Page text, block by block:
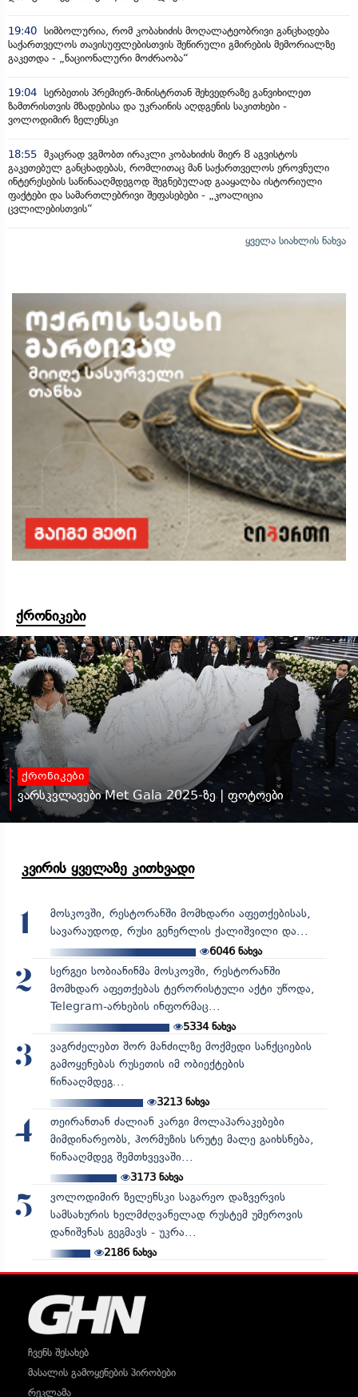
19:40 სიმბოლურია, რომ კობახიძის მოღალატეობრივი განცხადება
საქართველოს თავისუფლებისთვის შეწირული გმირების მემორიალზე
გაკეთდა - „ნაციონალური მოძრაობა“
19:04 სერბეთის პრემიერ-მინისტრთან შეხვედრაზე განვიხილეთ
ზამთრისთვის მზადებისა და უკრაინის აღდგენის საკითხები -
ვოლოდიმირ ზელენსკი
18:55 მკაცრად ვგმობთ ირაკლი კობახიძის მიერ 8 აგვისტოს
გაკეთებულ განცხადებას, რომლითაც მან საქართველოს ეროვნული
ინტერესების საწინააღმდეგოდ შეგნებულად გააყალბა ისტორიული
ფაქტები და სამართლებრივი შეფასებები - „კოალიცია
ცვლილებისთვის“
ყველა სიახლის ნახვა
ქრონიკები
ქრონიკები
ვარსკვლავები Met Gala 2025-ზე | ფოტოები
კვირის ყველაზე კითხვადი
1
მოსკოვში, რესტორანში მომხდარი აფეთქებისას,
სავარაუდოდ, რუსი გენერლის ქალიშვილი და...
6046ნახვა
2
სერგეი სობიანინმა მოსკოვში, რესტორანში
მომხდარ აფეთქებას ტერორისტული აქტი უწოდა,
Telegram-არხების ინფორმაც...
5334ნახვა
3
ვაგრძელებთ შორ მანძილზე მოქმედი სანქციების
გამოყენებას რუსეთის იმ ობიექტების
წინააღმდეგ...
3213ნახვა
4
თეირანთან ძალიან კარგი მოლაპარაკებები
მიმდინარეობს, ჰორმუზის სრუტე მალე გაიხსნება,
წინააღმდეგ შემთხვევაში...
3173ნახვა
5
ვოლოდიმირ ზელენსკი საგარეო დაზვერვის
სამსახურის ხელმძღვანელად რუსტემ უმეროვის
დანიშვნას გეგმავს - უკრა...
2186ნახვა
ჩვენს შესახებ
მასალის გამოყენების პირობები
რეკლამა